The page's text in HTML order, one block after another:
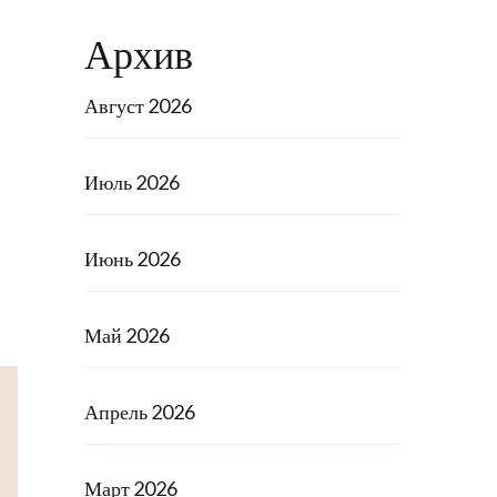
Архив
Август 2026
Июль 2026
Июнь 2026
Май 2026
Апрель 2026
Март 2026